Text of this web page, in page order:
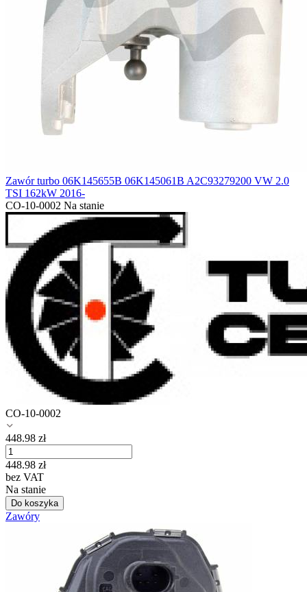
Zawór turbo 06K145655B 06K145061B A2C93279200 VW 2.0
TSI 162kW 2016-
CO-10-0002 Na stanie
CO-10-0002
448.98 zł
448.98 zł
bez VAT
Na stanie
Do koszyka
Zawóry